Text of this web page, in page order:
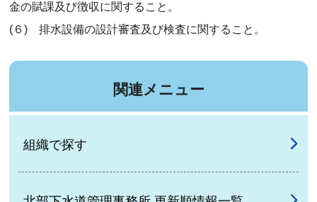
金の賦課及び徴収に関すること。
(６) 排水設備の設計審査及び検査に関すること。
関連メニュー
組織で探す